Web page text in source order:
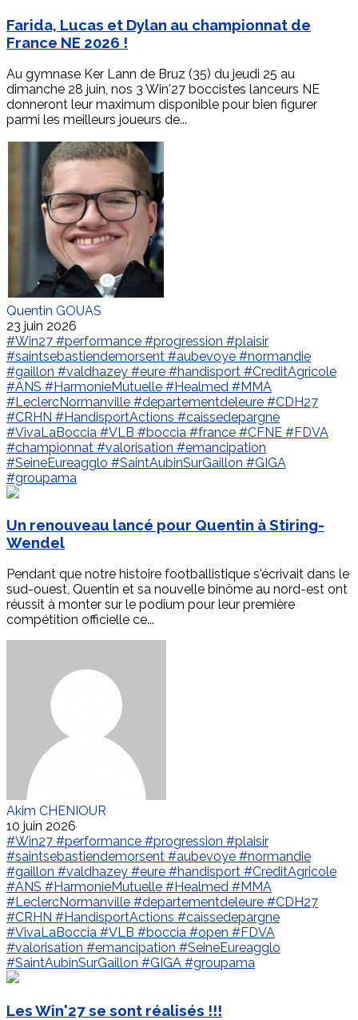
Farida, Lucas et Dylan au championnat de
France NE 2026 !
Au gymnase Ker Lann de Bruz (35) du jeudi 25 au
dimanche 28 juin, nos 3 Win'27 boccistes lanceurs NE
donneront leur maximum disponible pour bien figurer
parmi les meilleurs joueurs de...
Quentin GOUAS
23 juin 2026
#Win27 #performance #progression #plaisir
#saintsebastiendemorsent #aubevoye #normandie
#gaillon #valdhazey #eure #handisport #CreditAgricole
#ANS #HarmonieMutuelle #Healmed #MMA
#LeclercNormanville #departementdeleure #CDH27
#CRHN #HandisportActions #caissedepargne
#VivaLaBoccia #VLB #boccia #france #CFNE #FDVA
#championnat #valorisation #emancipation
#SeineEureagglo #SaintAubinSurGaillon #GIGA
#groupama
Un renouveau lancé pour Quentin à Stiring-
Wendel
Pendant que notre histoire footballistique s'écrivait dans le
sud-ouest, Quentin et sa nouvelle binôme au nord-est ont
réussit à monter sur le podium pour leur première
compétition officielle ce...
Akim CHENIOUR
10 juin 2026
#Win27 #performance #progression #plaisir
#saintsebastiendemorsent #aubevoye #normandie
#gaillon #valdhazey #eure #handisport #CreditAgricole
#ANS #HarmonieMutuelle #Healmed #MMA
#LeclercNormanville #departementdeleure #CDH27
#CRHN #HandisportActions #caissedepargne
#VivaLaBoccia #VLB #boccia #open #FDVA
#valorisation #emancipation #SeineEureagglo
#SaintAubinSurGaillon #GIGA #groupama
Les Win'27 se sont réalisés !!!